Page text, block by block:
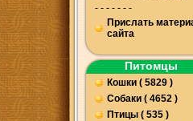
- - - - - - -
Прислать
сайта
Питомцы
Кошки ( 5829 )
Собаки ( 4652 )
Птицы ( 535 )